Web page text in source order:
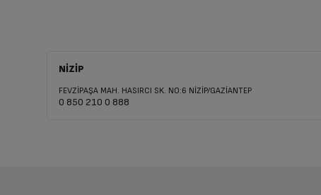
NİZİP
FEVZİPAŞA MAH. HASIRCI SK. NO:6 NİZİP/GAZİANTEP
0 850 210 0 888